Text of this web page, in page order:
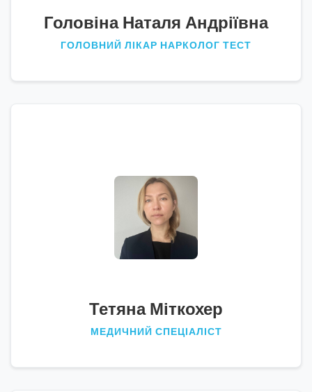
Головіна Наталя Андріївна
ГОЛОВНИЙ ЛІКАР НАРКОЛОГ ТЕСТ
Тетяна Міткохер
МЕДИЧНИЙ СПЕЦІАЛІСТ